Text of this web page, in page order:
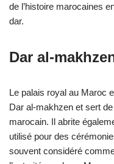
de l’histoire marocaines
dar.
Dar al-
Le palais royal au Maroc
Dar al-makhzen et sert
marocain. Il abrite
utilisé pour des
souvent considéré